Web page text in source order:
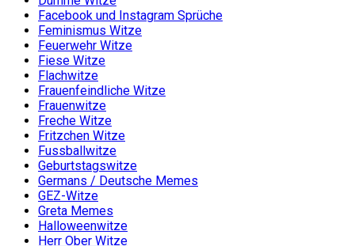
Facebook und Instagram Sprüche
Feminismus Witze
Feuerwehr Witze
Fiese Witze
Flachwitze
Frauenfeindliche Witze
Frauenwitze
Freche Witze
Fritzchen Witze
Fussballwitze
Geburtstagswitze
Germans / Deutsche Memes
GEZ-Witze
Greta Memes
Halloweenwitze
Herr Ober Witze